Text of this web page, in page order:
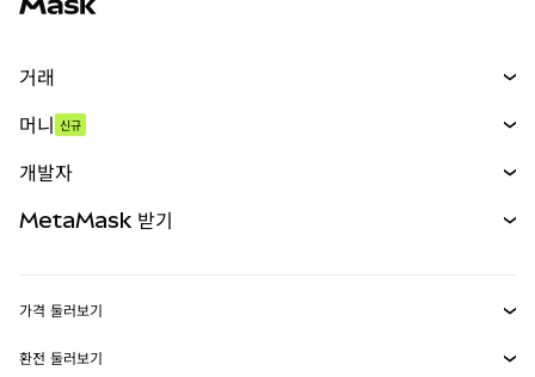
거래
무기한 선물
실물자산
머니 신규
개발자
MetaMask Connect
MetaMask 받기
가격 둘러보기
이더리움 가격
환전 둘러보기